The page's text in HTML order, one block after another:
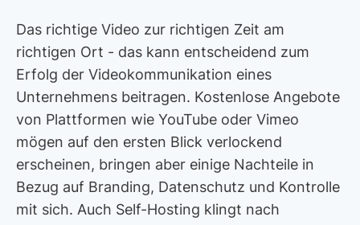
Das richtige Video zur richtigen Zeit am
richtigen Ort - das kann entscheidend zum
Erfolg der Videokommunikation eines
Unternehmens beitragen. Kostenlose Angebote
von Plattformen wie YouTube oder Vimeo
mögen auf den ersten Blick verlockend
erscheinen, bringen aber einige Nachteile in
Bezug auf Branding, Datenschutz und Kontrolle
mit sich. Auch Self-Hosting klingt nach